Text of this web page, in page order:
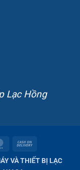
Lạc Hồng
MasterCard
On
Delivery
VÀ THIẾT BỊ LẠC